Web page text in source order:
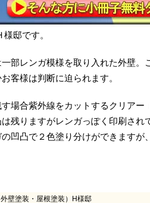
邸です。
一部レンガ模様を取り入れた外壁
客様は判断に迫られます。
場合紫外線をカットするクリア
残りますがレンガっぽく印刷され
凹凸で２色塗り分けができます
壁塗装・屋根塗装）H様邸